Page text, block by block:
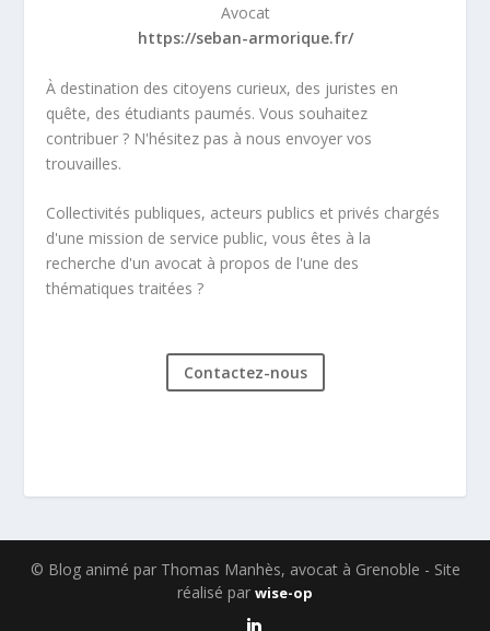
Avocat
https://seban-armorique.fr/
À destination des citoyens curieux, des juristes en
quête, des étudiants paumés. Vous souhaitez
contribuer ? N'hésitez pas à nous envoyer vos
trouvailles.
Collectivités publiques, acteurs publics et privés chargés
d'une mission de service public, vous êtes à la
recherche d'un avocat à propos de l'une des
thématiques traitées ?
Contactez-nous
© Blog animé par Thomas Manhès, avocat à Grenoble - Site
réalisé par wise-op